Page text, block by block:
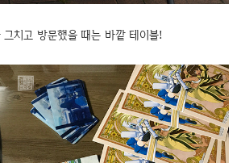
치고 방문했을 때는 바깥 테이블!